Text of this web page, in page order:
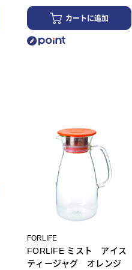
カートに追加
FORLIFE
FORLIFE ミスト アイス
ティージャグ オレンジ